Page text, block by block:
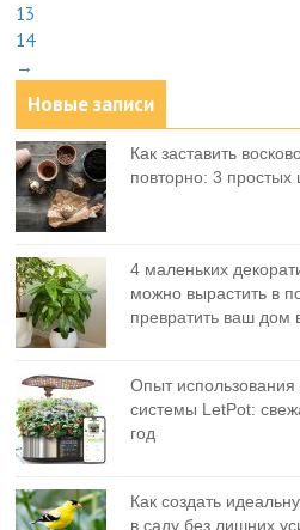
13
14
→
Новые записи
Как заставить
повторно: 3 простых
4 маленьких
можно вырастить в
превратить ваш дом
Опыт
системы LetPot:
год
Как создать
в саду без лишних